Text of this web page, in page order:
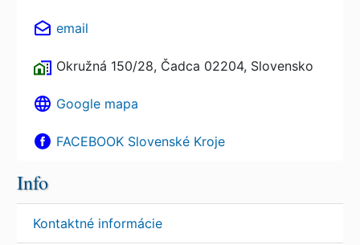
email
Okružná 150/28, Čadca 02204, Slovensko
Google mapa
FACEBOOK Slovenské Kroje
Info
Kontaktné informácie